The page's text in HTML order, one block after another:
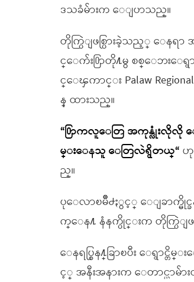
ဒသခံမ်ားက ေျပာသည္။
တိုက္ပြဲျဖစ္ပြားခဲ့သည့္ ေနရ
င္ေက်း႐ြာတို႔မွ စစ္ေဘးေ
င္ေၾကာင္း Palaw
န္ ထားသည္။
“႐ြာကလူေတြ အကုန္လုံးလိုလို ေ
မ္းေနသူ ေတြလဲရွိတယ္“ ဟု
ည္။
ပုေလာၿမိဳ႕ႏွင့္ ေျခာက္မိုင္ခန႔္
က္ေန႔ နံနက္ပိုင္းက တိုက္ပြဲျဖစ္
ေနရပ္စြန႔္ခြာၿပီး ေရွာင္
င့္ အနီးအနားက ေတာင္ယာ